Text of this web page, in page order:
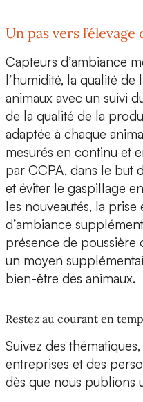
Un pas vers
Capteurs d’ambiance
l’humidité, la qualité de
animaux avec un suivi
de la qualité de la
adaptée à chaque
mesurés en continu et
par CCPA, dans le but
et éviter le gaspillage
les nouveautés, la
d’ambiance
présence de poussière
un moyen
bien-être des animaux.
Restez au courant en
Suivez des
entreprises et des
dès que nous publions